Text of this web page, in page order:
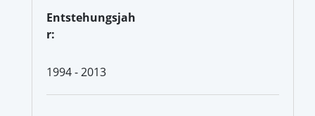
Entstehungsjah
r:
1994 - 2013